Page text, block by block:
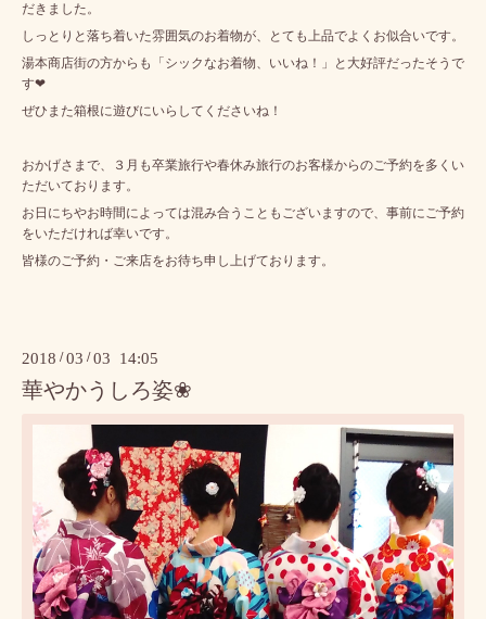
だきました。
しっとりと落ち着いた雰囲気のお着物が、とても上品でよくお似合いです。
湯本商店街の方からも「シックなお着物、いいね！」と大好評だったそうで
す❤
ぜひまた箱根に遊びにいらしてくださいね！
おかげさまで、３月も卒業旅行や春休み旅行のお客様からのご予約を多くい
ただいております。
お日にちやお時間によっては混み合うこともございますので、事前にご予約
をいただければ幸いです。
皆様のご予約・ご来店をお待ち申し上げております。
2018 /03 /03 14:05
華やかうしろ姿❀